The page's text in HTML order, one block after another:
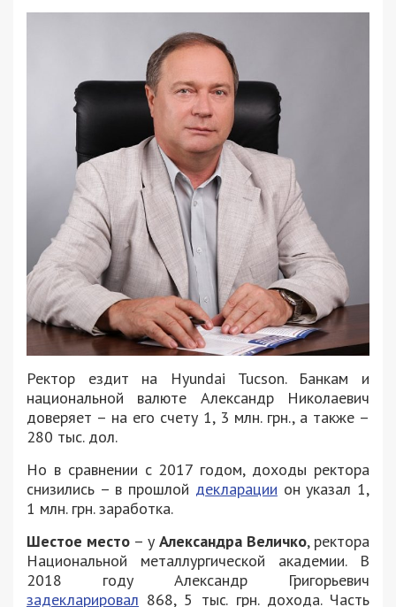
Ректор ездит на Hyundai Tucson. Банкам и
национальной валюте Александр Николаевич
доверяет – на его счету 1, 3 млн. грн., а также –
280 тыс. дол.
Но в сравнении с 2017 годом, доходы ректора
снизились – в прошлой декларации он указал 1,
1 млн. грн. заработка.
Шестое место – у Александра Величко, ректора
Национальной металлургической академии. В
2018 году Александр Григорьевич
задекларировал 868, 5 тыс. грн. дохода. Часть